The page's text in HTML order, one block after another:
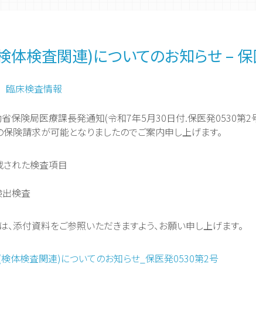
体検査関連)についてのお知らせ –
臨床検査情報
保険局医療課長発通知(令和7年5月30日付.保医発0530第2
険請求が可能となりましたのでご案内申し上げます。
れた検査項目
出検査
、添付資料をご参照いただきますよう、お願い申し上げます。
体検査関連)についてのお知らせ_保医発0530第2号